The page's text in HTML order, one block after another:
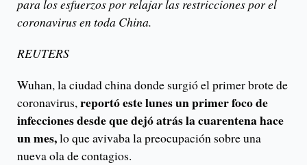
para los esfuerzos por relajar las restricciones por el
coronavirus en toda China.
REUTERS
Wuhan, la ciudad china donde surgió el primer brote de
coronavirus,reportó este lunes un primer foco de
infecciones desde que dejó atrás la cuarentena hace
un mes,lo que avivaba la preocupación sobre una
nueva ola de contagios.